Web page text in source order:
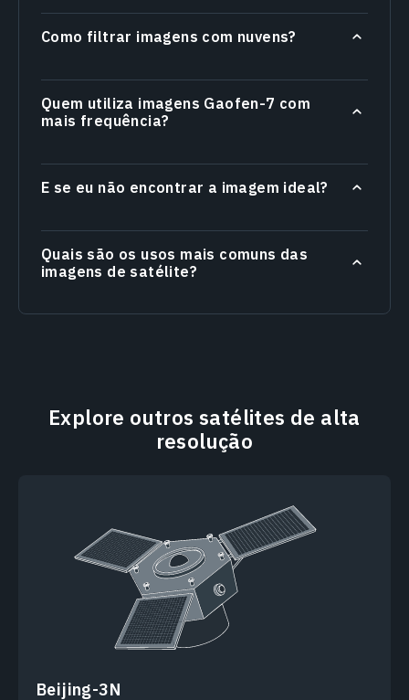
Como filtrar imagens com nuvens?
Quem utiliza imagens Gaofen-7 com
mais frequência?
E se eu não encontrar a imagem ideal?
Quais são os usos mais comuns das
imagens de satélite?
Explore outros satélites de alta
resolução
Beijing-3N